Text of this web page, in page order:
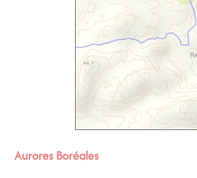
Aurores Boréales